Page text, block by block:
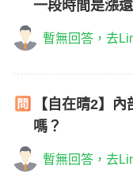
一段時間是漲
暫無回答，去
【自在晴2】
嗎？
暫無回答，去